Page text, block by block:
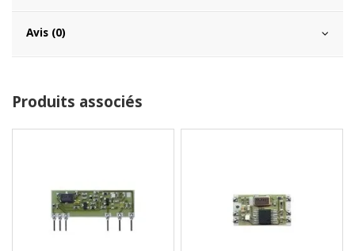
Avis (0)
Produits associés